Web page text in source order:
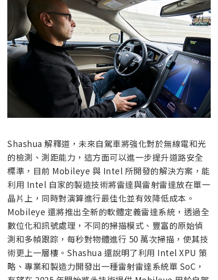
Shashua 解釋道，未來自駕車將強化對於無線電和光
的檢測、測距能力，這方面可以進一步提升道路安全
標準，目前 Mobileye 與 Intel 所開發的解決方案，能
利用 Intel 自家的製造技術將雷達與雷射雷達放在單一
晶片上，同時對演算進行最佳化並有效降低成本。
Mobileye 還將推出全新的軟體定義雷達系統，透過全
數位化和訊號處理，不同的掃描模式、豐富的原始偵
測和多幀跟踪，每秒對物體進行 50 萬次掃描，使其技
術更上一層樓。Shashua 還說明了利用 Intel XPU 策
略、專業和製造力開發出一種雷射雷達系統單 SoC，